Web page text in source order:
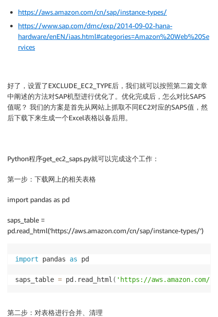
https://aws.amazon.com/cn/sap/instance-types/
https://www.sap.com/dmc/exp/2014-09-02-hana-
hardware/enEN/iaas.html#categories=Amazon%20Web%20Se
rvices
好了，设置了EXCLUDE_EC2_TYPE后，我们就可以按照第二篇文章
中阐述的方法对SAP机型进行优化了。优化完成后，怎么对比SAPS
值呢？ 我们的方案是首先从网站上抓取不同EC2对应的SAPS值，然
后下载下来生成一个Excel表格以备后用。
Python程序get_ec2_saps.py就可以完成这个工作：
第一步：下载网上的相关表格
import pandas as pd
saps_table =
pd.read_html(‘https://aws.amazon.com/cn/sap/instance-types/’)
import pandas as pd
saps_table = pd . read_html ( 'https://aws.amazon.com/
第二步：对表格进行合并、清理